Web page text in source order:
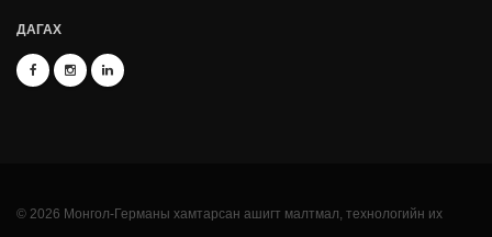
ДАГАХ
© 2026 Монгол-Германы хамтарсан ашигт малтмал, технологийн их